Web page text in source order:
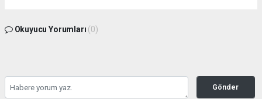
Okuyucu Yorumları (0)
Gönder